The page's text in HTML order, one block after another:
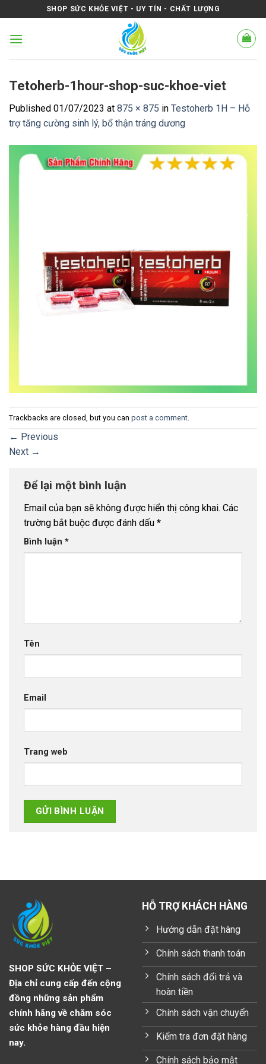
to
content
SHOP SỨC KHỎE VIỆT - UY TÍN - CHẤT LƯỢNG
Tetoherb-1hour-shop-suc-khoe-viet
Published 01/07/2023 at 875 × 875 in Testoherb 1H – Hỗ
trợ tăng cường sinh lý, bổ thận tráng dương
Trackbacks are closed, but you can post a comment
← Previous
Next →
Để lại một bình luận
Email của bạn sẽ không được hiển thị công khai. Các
trường bắt buộc được đánh dấu *
Bình luận *
Tên
Email
Trang web
SHOP SỨC KHỎE VIỆT –
Địa chỉ cung cấp đến cộng
đồng những sản phẩm
chính hãng về chăm sóc
sức khỏe hàng đầu hiện
nay.
HỖ TRỢ KHÁCH HÀNG
Hướng dẫn đặt hàng
Chính sách thanh toán
Chính sách đổi trả và
hoàn tiền
Chính sách vận chuyển
Kiểm tra đơn đặt hàng
Chính sách bảo mật